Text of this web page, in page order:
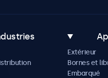
Extérieur
Bornes et
Embarqué